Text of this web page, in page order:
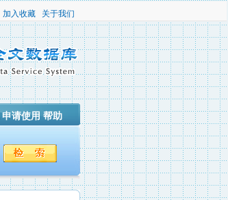
加入收藏 关于我们
申请使用 帮助